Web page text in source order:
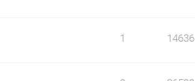
1 14636